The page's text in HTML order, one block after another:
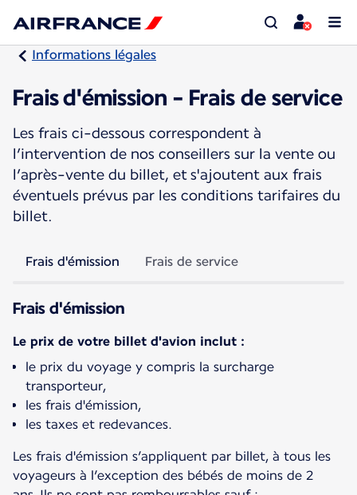
Informations légales
Frais d'émission - Frais de service
Les frais ci-dessous correspondent à
l’intervention de nos conseillers sur la vente ou
l’après-vente du billet, et s'ajoutent aux frais
éventuels prévus par les conditions tarifaires du
billet.
Frais d'émission Frais de service
Frais d'émission
Le prix de votre billet d'avion inclut :
le prix du voyage y compris la surcharge
transporteur,
les frais d'émission,
les taxes et redevances.
Les frais d'émission s’appliquent par billet, à tous les
voyageurs à l’exception des bébés de moins de 2